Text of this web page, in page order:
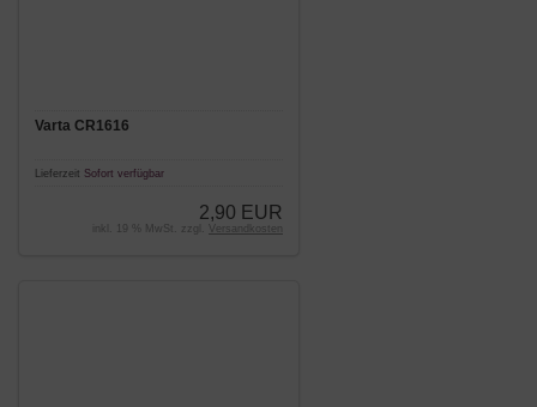
Varta CR1616
Lieferzeit Sofort verfügbar
2,90 EUR
inkl. 19 % MwSt. zzgl. Versandkosten